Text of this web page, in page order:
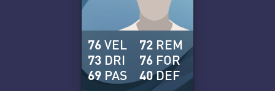
76VEL
73 DRI
69 PAS
72 REM
76 FOR
40DEF